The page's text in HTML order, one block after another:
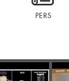
Stoomkoker
PERS